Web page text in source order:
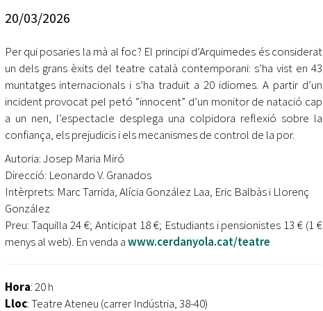
jove 2026
Cerdanyola opta a més de 5 milions d'euros del Pla de
Barris per transformar les Fontetes, Quatre Cantons i
l'entorn de l'avinguda Catalunya
El FIT presenta el cartell de la seva 16a edició i dona el
tret de sortida al festival
L’Ajuntament reparteix ulleres gratuïtes per veure
l'eclipsi solar
20/03/2026
Per qui posaries la mà al foc? El principi d’Arquimedes és considerat
un dels grans èxits del teatre català contemporani: s’ha vist en 43
muntatges internacionals i s’ha traduït a 20 idiomes. A partir d’un
incident provocat pel petó “innocent” d’un monitor de natació cap
a un nen, l’espectacle desplega una colpidora reflexió sobre la
confiança, els prejudicis i els mecanismes de control de la por.
Autoria: Josep Maria Miró
Direcció: Leonardo V. Granados
Intèrprets: Marc Tarrida, Alícia González Laa, Eric Balbàs i Llorenç
González
Preu: Taquilla 24 €; Anticipat 18 €; Estudiants i pensionistes 13 € (1 €
menys al web). En venda awww.cerdanyola.cat/teatre
Hora: 20 h
Lloc: Teatre Ateneu (carrer Indústria, 38-40)